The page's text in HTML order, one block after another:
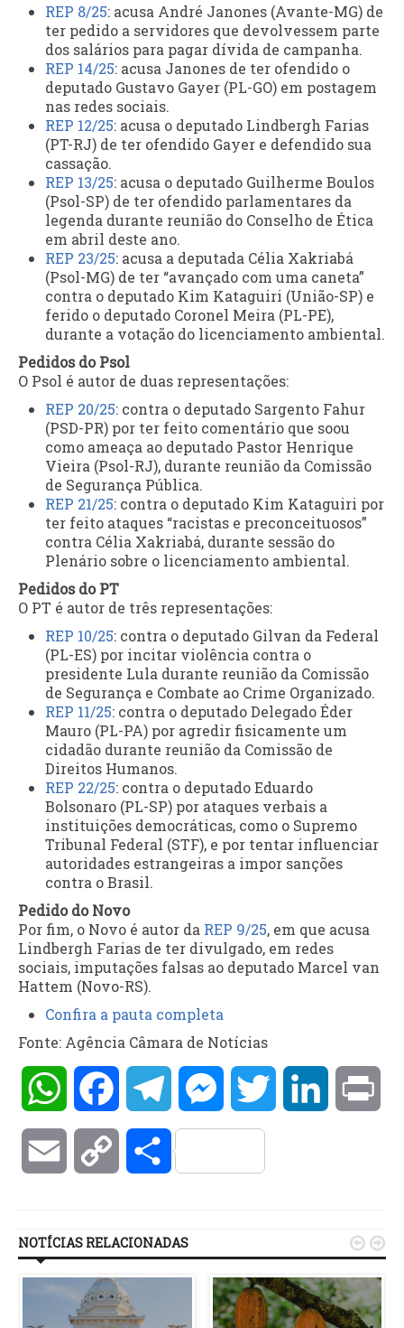
REP 8/25: acusa André Janones (Avante-MG) de
ter pedido a servidores que devolvessem parte
dos salários para pagar dívida de campanha.
REP 14/25: acusa Janones de ter ofendido o
deputado Gustavo Gayer (PL-GO) em postagem
nas redes sociais.
REP 12/25: acusa o deputado Lindbergh Farias
(PT-RJ) de ter ofendido Gayer e defendido sua
cassação.
REP 13/25: acusa o deputado Guilherme Boulos
(Psol-SP) de ter ofendido parlamentares da
legenda durante reunião do Conselho de Ética
em abril deste ano.
REP 23/25: acusa a deputada Célia Xakriabá
(Psol-MG) de ter “avançado com uma caneta”
contra o deputado Kim Kataguiri (União-SP) e
ferido o deputado Coronel Meira (PL-PE),
durante a votação do licenciamento ambiental.
Pedidos do Psol
O Psol é autor de duas representações:
REP 20/25: contra o deputado Sargento Fahur
(PSD-PR) por ter feito comentário que soou
como ameaça ao deputado Pastor Henrique
Vieira (Psol-RJ), durante reunião da Comissão
de Segurança Pública.
REP 21/25: contra o deputado Kim Kataguiri por
ter feito ataques “racistas e preconceituosos”
contra Célia Xakriabá, durante sessão do
Plenário sobre o licenciamento ambiental.
Pedidos do PT
O PT é autor de três representações:
REP 10/25: contra o deputado Gilvan da Federal
(PL-ES) por incitar violência contra o
presidente Lula durante reunião da Comissão
de Segurança e Combate ao Crime Organizado.
REP 11/25: contra o deputado Delegado Éder
Mauro (PL-PA) por agredir fisicamente um
cidadão durante reunião da Comissão de
Direitos Humanos.
REP 22/25: contra o deputado Eduardo
Bolsonaro (PL-SP) por ataques verbais a
instituições democráticas, como o Supremo
Tribunal Federal (STF), e por tentar influenciar
autoridades estrangeiras a impor sanções
contra o Brasil.
Pedido do Novo
Por fim, o Novo é autor da REP 9/25, em que acusa
Lindbergh Farias de ter divulgado, em redes
sociais, imputações falsas ao deputado Marcel van
Hattem (Novo-RS).
Confira a pauta completa
Fonte: Agência Câmara de Notícias
WhatsAppFacebookTelegramMessengerTwitter LinkedIn
Email Copy Compartilhar
NOTÍCIAS RELACIONADAS  